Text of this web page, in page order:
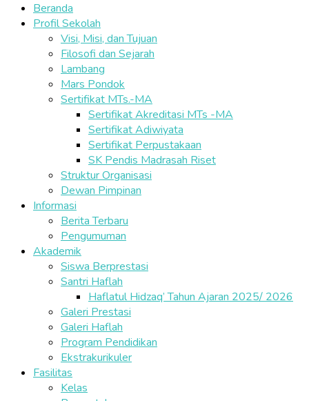
Beranda
Profil Sekolah
Visi, Misi, dan Tujuan
Filosofi dan Sejarah
Lambang
Mars Pondok
Sertifikat MTs.-MA
Sertifikat Akreditasi MTs -MA
Sertifikat Adiwiyata
Sertifikat Perpustakaan
SK Pendis Madrasah Riset
Struktur Organisasi
Dewan Pimpinan
Informasi
Berita Terbaru
Pengumuman
Akademik
Siswa Berprestasi
Santri Haflah
Haflatul Hidzaq’ Tahun Ajaran 2025/ 2026
Galeri Prestasi
Galeri Haflah
Program Pendidikan
Ekstrakurikuler
Fasilitas
Kelas